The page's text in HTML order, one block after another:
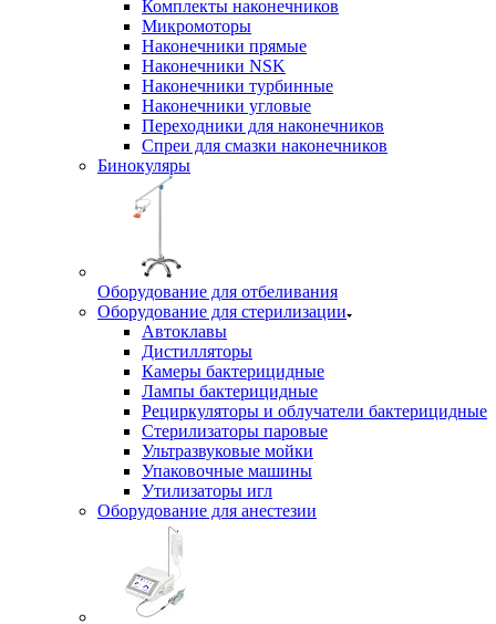
Комплекты наконечников
Микромоторы
Наконечники прямые
Наконечники NSK
Наконечники турбинные
Наконечники угловые
Переходники для наконечников
Спреи для смазки наконечников
Бинокуляры
Оборудование для отбеливания
Оборудование для стерилизации
Автоклавы
Дистилляторы
Камеры бактерицидные
Лампы бактерицидные
Рециркуляторы и облучатели бактерицидные
Стерилизаторы паровые
Ультразвуковые мойки
Упаковочные машины
Утилизаторы игл
Оборудование для анестезии